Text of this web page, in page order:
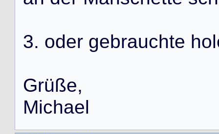
3. oder gebrauchte
Grüße,
Michael